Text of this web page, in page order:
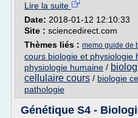
Lire la suite
Date: 2018-01-12 12:10:33
Site : sciencedirect.com
Thèmes liés : memo guide de
cours biologie et physiologie
physiologie humaine /
cellulaire cours / biologie
pathologie
Génétique S4 -